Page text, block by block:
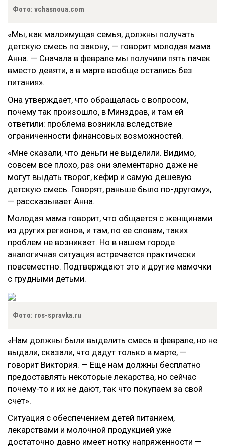
Фото: vchasnoua.com
«Мы, как малоимущая семья, должны получать
детскую смесь по закону, — говорит молодая мама
Анна. — Сначала в феврале мы получили пять пачек
вместо девяти, а в марте вообще остались без
питания».
Она утверждает, что обращалась с вопросом,
почему так произошло, в Минздрав, и там ей
ответили: проблема возникла вследствие
ограниченности финансовых возможностей.
«Мне сказали, что деньги не выделили. Видимо,
совсем все плохо, раз они элементарно даже не
могут выдать творог, кефир и самую дешевую
детскую смесь. Говорят, раньше было по-другому»,
— рассказывает Анна.
Молодая мама говорит, что общается с женщинами
из других регионов, и там, по ее словам, таких
проблем не возникает. Но в нашем городе
аналогичная ситуация встречается практически
повсеместно. Подтверждают это и другие мамочки
с грудными детьми.
Фото: ros-spravka.ru
«Нам должны были выделить смесь в феврале, но не
выдали, сказали, что дадут только в марте, —
говорит Виктория. — Еще нам должны бесплатно
предоставлять некоторые лекарства, но сейчас
почему-то и их не дают, так что покупаем за свой
счет».
Ситуация с обеспечением детей питанием,
лекарствами и молочной продукцией уже
достаточно давно имеет нотку напряженности —